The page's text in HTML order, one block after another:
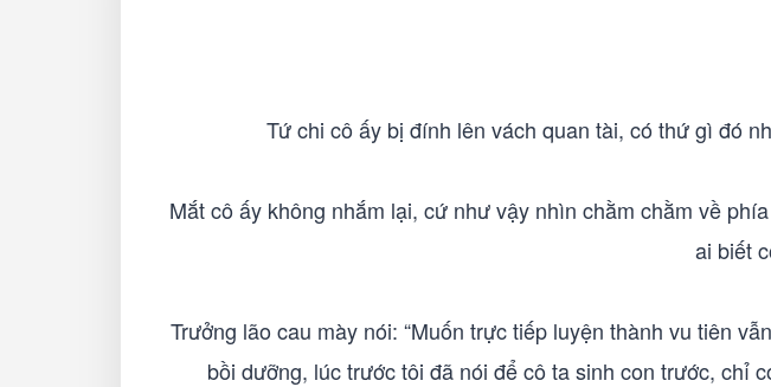
Tứ chi cô ấy bị đính lên vách quan tài, có thứ gì đó
Mắt cô ấy không nhắm lại, cứ như vậy nhìn chằm chằm về
ai biết
Trưởng lão cau mày nói: “Muốn trực tiếp luyện thành vu tiên
bồi dưỡng, lúc trước tôi đã nói để cô ta sinh con trước, chỉ